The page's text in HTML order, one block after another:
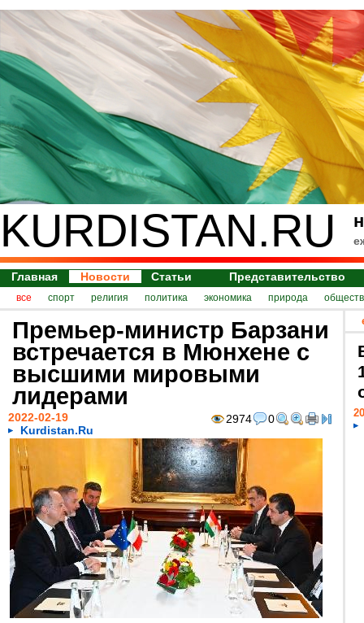
KURDISTAN.RU
Главная Новости Статьи Представительство
все спорт религия политика экономика природа
Премьер-министр Барзани
встречается в Мюнхене с
высшими мировыми
лидерами
2974 0
2022-02-19
Kurdistan.Ru